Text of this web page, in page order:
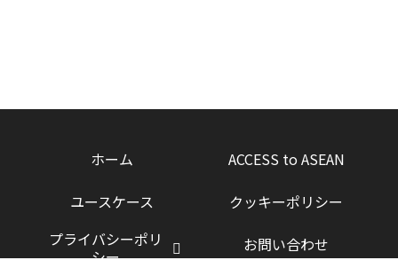
ホーム
ACCESS to ASEAN
ユースケース
クッキーポリシー
プライバシーポリ
シー
お問い合わせ